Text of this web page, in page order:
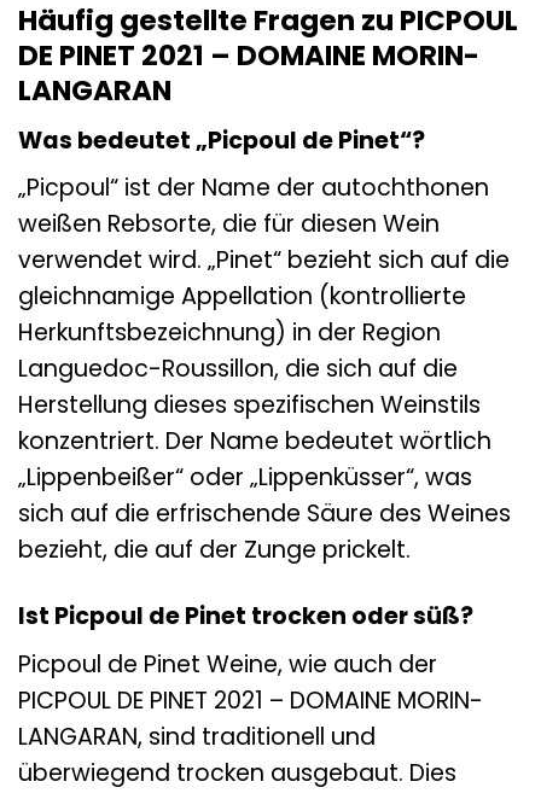
Häufig gestellte Fragen zu PICPOUL
DE PINET 2021 – DOMAINE MORIN-
LANGARAN
Was bedeutet „Picpoul de Pinet“?
„Picpoul“ ist der Name der autochthonen
weißen Rebsorte, die für diesen Wein
verwendet wird. „Pinet“ bezieht sich auf die
gleichnamige Appellation (kontrollierte
Herkunftsbezeichnung) in der Region
Languedoc-Roussillon, die sich auf die
Herstellung dieses spezifischen Weinstils
konzentriert. Der Name bedeutet wörtlich
„Lippenbeißer“ oder „Lippenküsser“, was
sich auf die erfrischende Säure des Weines
bezieht, die auf der Zunge prickelt.
Ist Picpoul de Pinet trocken oder süß?
Picpoul de Pinet Weine, wie auch der
PICPOUL DE PINET 2021 – DOMAINE MORIN-
LANGARAN, sind traditionell und
überwiegend trocken ausgebaut. Dies